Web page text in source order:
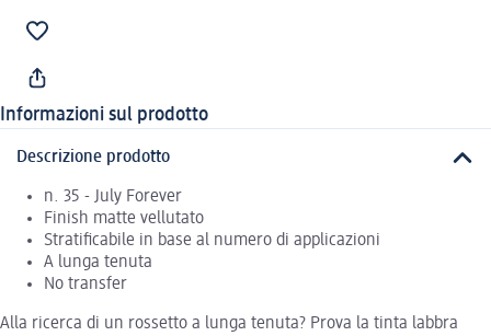
Informazioni sul prodotto
Descrizione prodotto
n. 35 - July Forever
Finish matte vellutato
Stratificabile in base al numero di applicazioni
A lunga tenuta
No transfer
Alla ricerca di un rossetto a lunga tenuta? Prova la tinta labbra